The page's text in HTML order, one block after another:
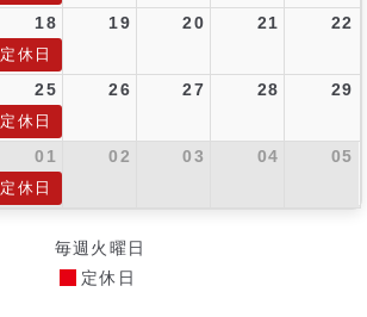
18 19 20 21 22
定休日
25 26 27 28 29
定休日
01 02 03 04 05
定休日
毎週火曜日
定休日